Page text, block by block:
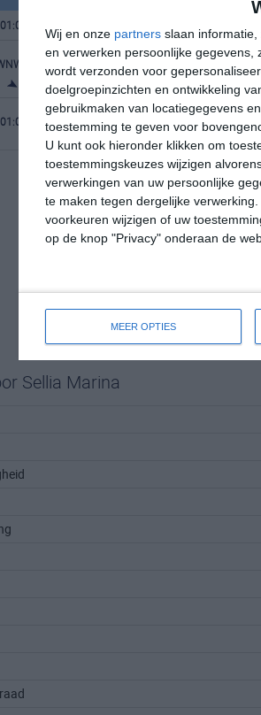
Wij en onze partners slaan
en verwerken persoonlijke
wordt verzonden voor
doelgroepinzichten en ontwikkeling
gebruikmaken van locatiegegevens
toestemming te geven voor
U kunt ook hieronder klikken om
toestemmingskeuzes wijzigen
verwerkingen van uw persoonlijke
te maken tegen dergelijke
voorkeuren wijzigen of uw
op de knop "Privacy" onderaan de
MEER OPTIES
01:00
4 WNW 3 WNW
01:00 04:00
Sellia Marina